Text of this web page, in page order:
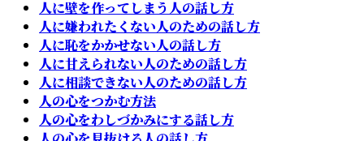
人に壁を作ってしまう人の話し方
人に嫌われたくない人のための話し方
人に恥をかかせない人の話し方
人に甘えられない人のための話し方
人に相談できない人のための話し方
人の心をつかむ方法
人の心をわしづかみにする話し方